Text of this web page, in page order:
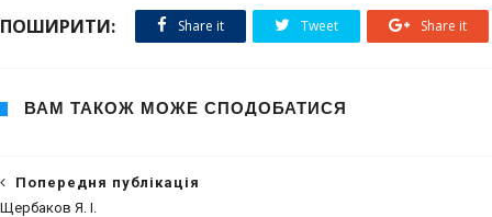
ПОШИРИТИ: Share it Tweet Share it
ВАМ ТАКОЖ МОЖЕ СПОДОБАТИСЯ
Попередня публікація
Щербаков Я. І.